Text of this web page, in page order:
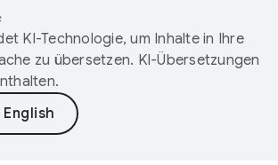
KI-Technologie, um Inhalte in Ihre
zu übersetzen. KI-Übersetzungen